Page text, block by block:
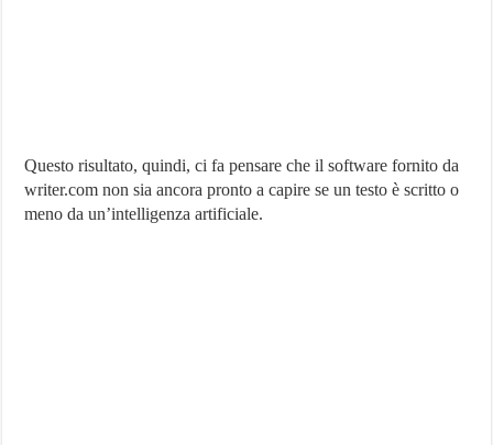
Questo risultato, quindi, ci fa pensare che il software fornito da
writer.com non sia ancora pronto a capire se un testo è scritto o
meno da un’intelligenza artificiale.